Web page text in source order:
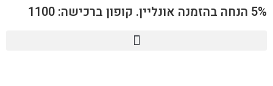
5% הנחה בהזמנה אונליין. קופון ברכישה: 1100